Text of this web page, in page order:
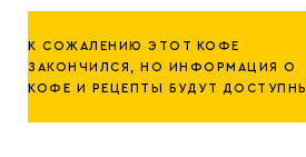
К СОЖАЛЕНИЮ ЭТОТ КОФЕ
ЗАКОНЧИЛСЯ, НО ИНФОРМАЦИЯ О
КОФЕ И РЕЦЕПТЫ БУДУТ ДОСТУПНЫ